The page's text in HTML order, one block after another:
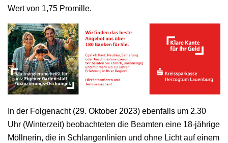
Wert von 1,75 Promille.
In der Folgenacht (29. Oktober 2023) ebenfalls um 2.30
Uhr (Winterzeit) beobachteten die Beamten eine 18-jährige
Möllnerin, die in Schlangenlinien und ohne Licht auf einem